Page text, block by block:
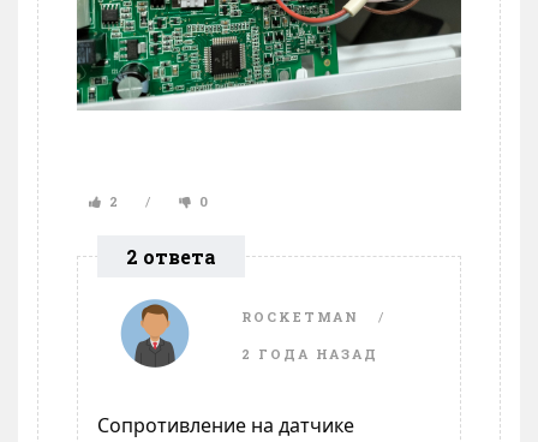
2 0
2 ответа
ROCKETMAN
2 ГОДА НАЗАД
Сопротивление на датчике